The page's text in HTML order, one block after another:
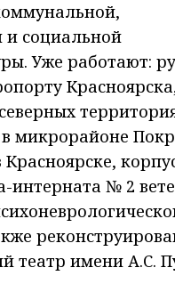
и социальной
Уже работают:
микрорайоне
интерната № 2
театр имени А.С.